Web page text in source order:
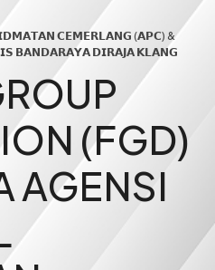
𝗖𝗘𝗠𝗘𝗥𝗟𝗔𝗡𝗚 (𝗔𝗣𝗖) &
𝗕𝗔𝗡𝗗𝗔𝗥𝗔𝗬𝗔 𝗗𝗜𝗥𝗔𝗝𝗔 𝗞𝗟𝗔𝗡𝗚
(FGD)
AGENSI